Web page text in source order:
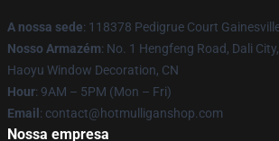
A nossa sede: 118378 Pedigrue Court
Nosso Armazém: No. 1 Hengfeng Road, Dali
Haoyu Window Decoration, CN
Hour: 9AM – 5PM (Mon – Fri)
Email : contact@hotmulliganshop.com
Nossa empresa